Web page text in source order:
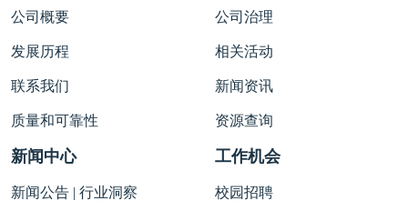
公司概要
发展历程
联系我们
质量和可靠性
公司治理
相关活动
新闻资讯
资源查询
新闻中心
新闻公告 | 行业洞察
工作机会
校园招聘